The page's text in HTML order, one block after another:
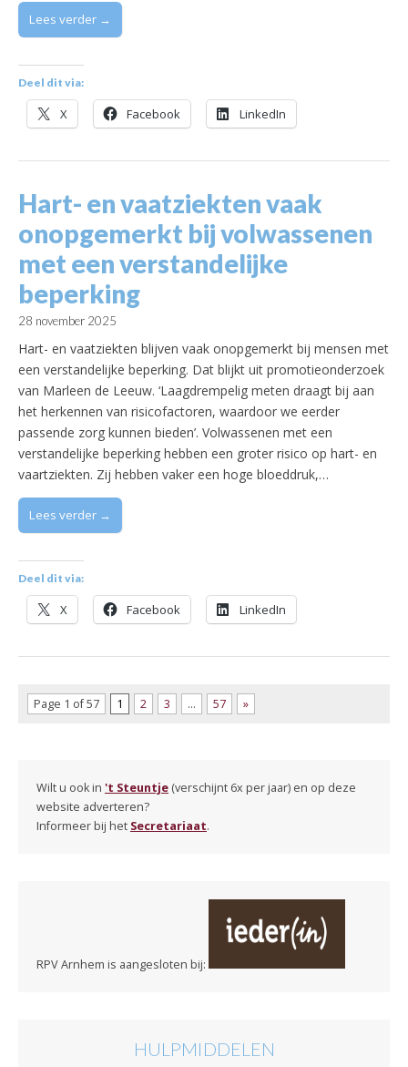
Lees verder →
Deel dit via:
X Facebook LinkedIn
Hart- en vaatziekten vaak
onopgemerkt bij volwassenen
met een verstandelijke
beperking
28 november 2025
Hart- en vaatziekten blijven vaak onopgemerkt bij mensen met
een verstandelijke beperking. Dat blijkt uit promotieonderzoek
van Marleen de Leeuw. ‘Laagdrempelig meten draagt bij aan
het herkennen van risicofactoren, waardoor we eerder
passende zorg kunnen bieden’. Volwassenen met een
verstandelijke beperking hebben een groter risico op hart- en
vaartziekten. Zij hebben vaker een hoge bloeddruk,…
Lees verder →
Deel dit via:
X Facebook LinkedIn
Page 1 of 57 1 2 3 … 57 »
Wilt u ook in 't Steuntje (verschijnt 6x per jaar) en op deze
website adverteren?
Informeer bij het Secretariaat.
RPV Arnhem is aangesloten bij:
HULPMIDDELEN